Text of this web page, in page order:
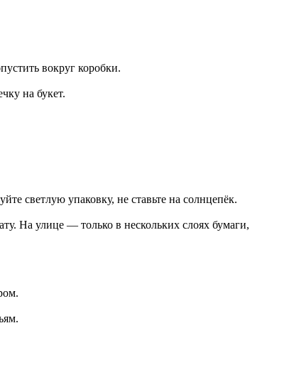
вокруг коробки.
на букет.
светлую упаковку, не ставьте на солнцепёк.
На улице — только в нескольких слоях бумаги,